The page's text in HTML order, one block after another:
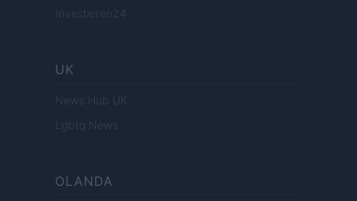
Investieren24
UK
News Hub UK
Lgbtq News
OLANDA